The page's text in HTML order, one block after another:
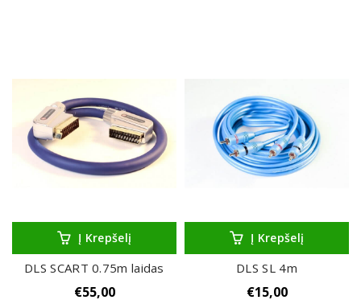
Į Krepšelį
DLS SCART 0.75m laidas
€55,00
Į Krepšelį
DLS SL 4m
€15,00